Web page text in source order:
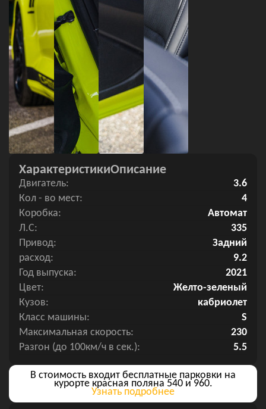
В стоимость входит бесплатные парковки на
курорте красная поляна 540 и 960.
Узнать подробнее
ХарактеристикиОписание
Двигатель:
3.6
Кол - во мест:
4
Коробка:
Автомат
Л.С:
335
Привод:
Задний
расход:
9.2
Год выпуска:
2021
Цвет:
Желто-зеленый
Кузов:
кабриолет
Класс машины:
S
Максимальная скорость:
230
Разгон (до 100км/ч в сек.):
5.5